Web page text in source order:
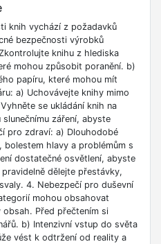
knih vychází z požadavků
bezpečnosti výrobků
knihu z hlediska
mohou způsobit poranění. b)
papíru, které mohou mít
a) Uchovávejte knihy mimo
se ukládání knih na
záření, abyste
pro zdraví: a) Dlouhodobé
bolestem hlavy a problémům s
dostatečné osvětlení, abyste
dělejte přestávky,
4. Nebezpečí pro duševní
mohou obsahovat
Před přečtením si
b) Intenzivní vstup do světa
vést k odtržení od reality a